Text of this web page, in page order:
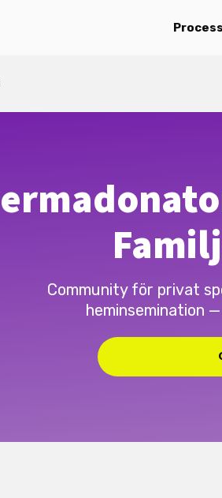
Process
Community för privat
heminsemination